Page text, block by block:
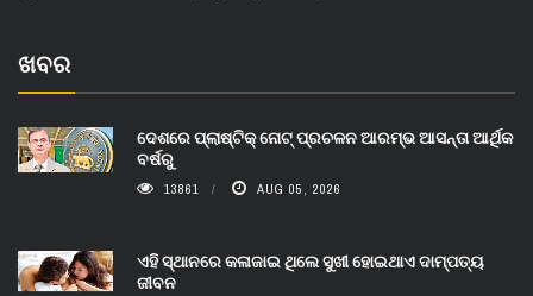
ଖବର
ଦେଶରେ ପ୍ଲାଷ୍ଟିକ୍ ନୋଟ୍‌ ପ୍ରଚଳନ ଆରମ୍ଭ ଆସନ୍ତା ଆର୍ଥିକ
ବର୍ଷରୁ
13861 AUG 05, 2026
ଏହି ସ୍ଥାନରେ କଳାଜାଇ ଥିଲେ ସୁଖୀ ହୋଇଥାଏ ଦାମ୍ପତ୍ୟ
ଜୀବନ